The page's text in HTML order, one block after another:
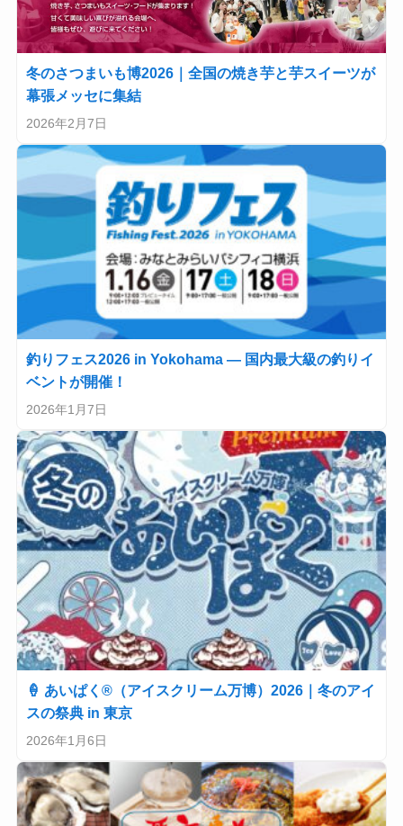
冬のさつまいも博2026｜全国の焼き芋と芋スイーツが
幕張メッセに集結
2026年2月7日
釣りフェス2026 in Yokohama — 国内最大級の釣りイ
ベントが開催！
2026年1月7日
🍦 あいぱく®（アイスクリーム万博）2026｜冬のアイ
スの祭典 in 東京
2026年1月6日